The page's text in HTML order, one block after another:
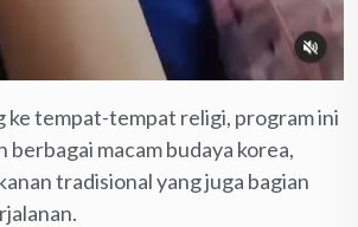
ke tempat-tempat religi, program ini
berbagai macam budaya korea,
tradisional yang juga bagian